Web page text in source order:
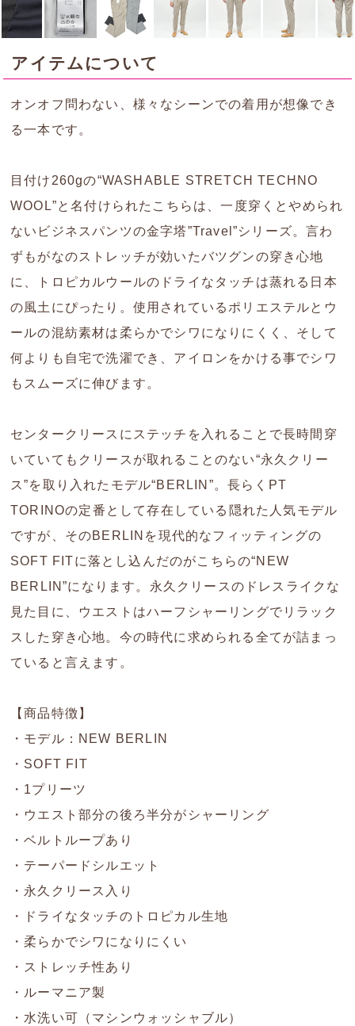
アイテムについて
オンオフ問わない、様々なシーンでの着用が想像でき
る一本です。
目付け260gの“WASHABLE STRETCH TECHNO
WOOL”と名付けられたこちらは、一度穿くとやめられ
ないビジネスパンツの金字塔”Travel”シリーズ。言わ
ずもがなのストレッチが効いたバツグンの穿き心地
に、トロピカルウールのドライなタッチは蒸れる日本
の風土にぴったり。使用されているポリエステルとウ
ールの混紡素材は柔らかでシワになりにくく、そして
何よりも自宅で洗濯でき、アイロンをかける事でシワ
もスムーズに伸びます。
センタークリースにステッチを入れることで長時間穿
いていてもクリースが取れることのない“永久クリー
ス”を取り入れたモデル“BERLIN”。長らくPT
TORINOの定番として存在している隠れた人気モデル
ですが、そのBERLINを現代的なフィッティングの
SOFT FITに落とし込んだのがこちらの“NEW
BERLIN”になります。永久クリースのドレスライクな
見た目に、ウエストはハーフシャーリングでリラック
スした穿き心地。今の時代に求められる全てが詰まっ
ていると言えます。
【商品特徴】
・モデル：NEW BERLIN
・SOFT FIT
・1プリーツ
・ウエスト部分の後ろ半分がシャーリング
・ベルトループあり
・テーパードシルエット
・永久クリース入り
・ドライなタッチのトロピカル生地
・柔らかでシワになりにくい
・ストレッチ性あり
・ルーマニア製
・水洗い可（マシンウォッシャブル）